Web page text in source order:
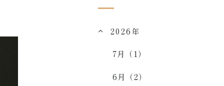
2026年
7月（1）
6月（2）